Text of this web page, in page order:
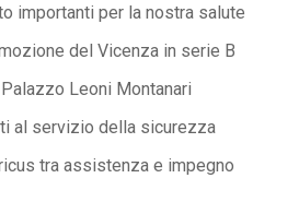
importanti per la nostra salute
del Vicenza in serie B
Leoni Montanari
al servizio della sicurezza
tra assistenza e impegno